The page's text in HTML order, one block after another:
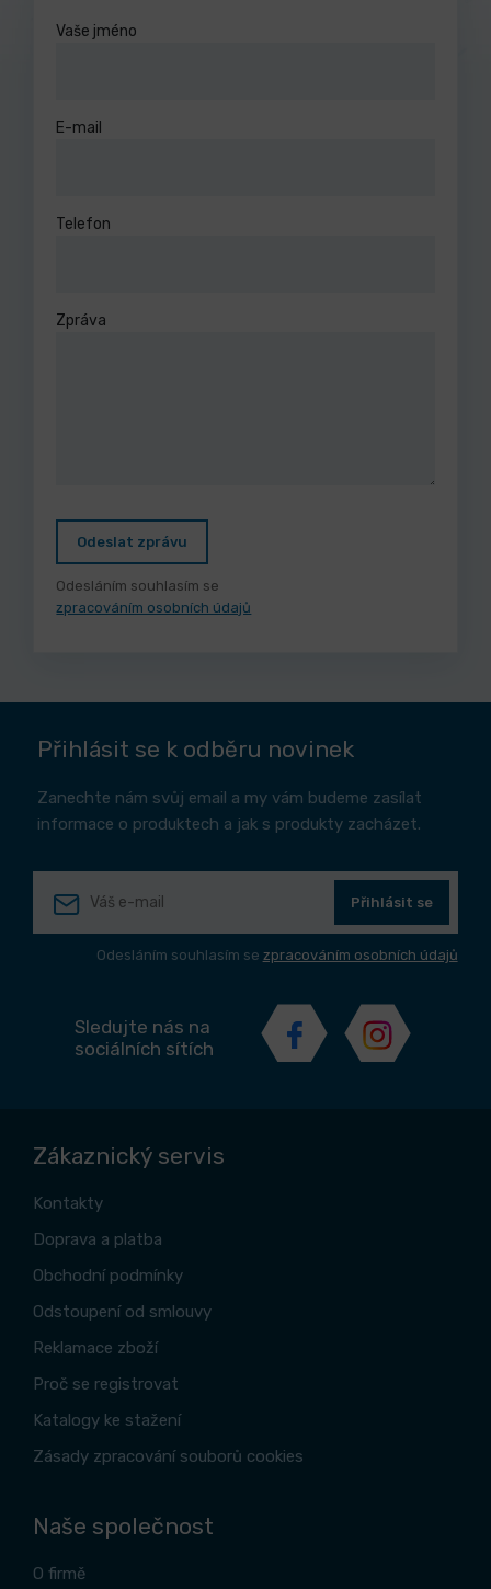
Vaše jméno
E-mail
Telefon
Zpráva
Odeslat zprávu
Odesláním souhlasím se
zpracováním osobních údajů
Přihlásit se k odběru novinek
Zanechte nám svůj email a my vám budeme zasílat
informace o produktech a jak s produkty zacházet.
Přihlásit se
Odesláním souhlasím se zpracováním osobních údajů
Sledujte nás na
sociálních sítích
Zákaznický servis
Kontakty
Doprava a platba
Obchodní podmínky
Odstoupení od smlouvy
Reklamace zboží
Proč se registrovat
Katalogy ke stažení
Zásady zpracování souborů cookies
Naše společnost
O firmě